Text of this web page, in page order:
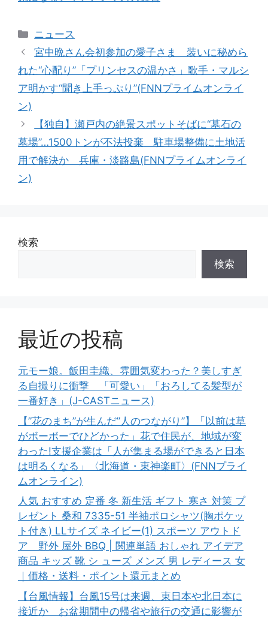
カ
テ
リ
ー
ニュース
宮中晩さん会初参加の愛子さま 装いに秘めら
れた“心配り”「プリンセスの温かさ」歌手・マルシ
ア明かす“聞き上手っぷり”(FNNプライムオンライ
ン)
【独自】瀬戸内の絶景スポットそばに“墓石の
墓場”…1500トンが不法投棄 駐車場整備に土地活
用で解決か 兵庫・淡路島(FNNプライムオンライ
ン)
検索
検索
最近の投稿
元モー娘。飯田圭織、雰囲気変わった？美しすぎ
る自撮りに衝撃 「可愛い」「おろしてる髪型が
一番好き」(J-CASTニュース)
【”花のまち”が生んだ”人のつながり”】「以前は草
がボーボーでひどかった」花で住民が、地域が変
わった!支援企業は「人が集まる場ができると日本
は明るくなる」〈北海道・東神楽町〉(FNNプライ
ムオンライン)
人気 おすすめ 定番 冬 新生活 ギフト 寒さ 対策 プ
レゼント 桑和 7335-51 半袖ポロシャツ(胸ポケッ
ト付き) LLサイズ ネイビー(1) スポーツ アウトド
ア 野外 屋外 BBQ | 関連単語 おしゃれ アイデア
商品 キッズ 靴 シ ューズ メンズ 男 レディース 女
｜価格・送料・ポイント還元まとめ
【台風情報】台風15号は来週、東日本や北日本に
接近か お盆期間中の帰省や旅行の交通に影響が